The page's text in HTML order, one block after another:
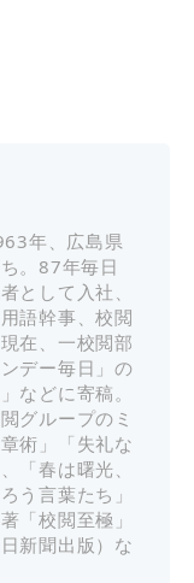
年、広島県
。87年毎日
として入社、
語幹事、校閲
在、一校閲部
デー毎日」の
などに寄稿。
グループのミ
術」「失礼な
「春は曙光、
う言葉たち」
「校閲至極」
新聞出版）な